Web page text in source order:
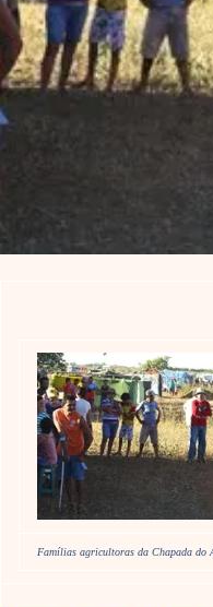
Famílias agricultoras da Chapada do